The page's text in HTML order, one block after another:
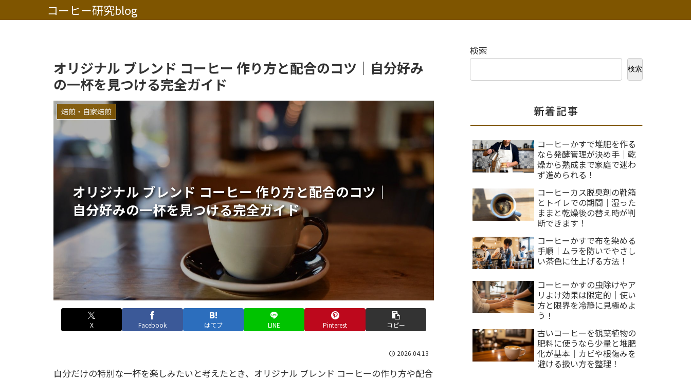
コーヒー研究blog
オリジナル ブレンド コーヒー 作り方と配合のコツ｜自分好み
の一杯を見つける完全ガイド
オリジナル ブレンド コーヒー 作り方と配合のコツ｜
自分好みの一杯を見つける完全ガイド
焙煎・自家焙煎
X Facebook はてブ LINE Pinterest コピー
2026.04.13
自分だけの特別な一杯を楽しみたいと考えたとき、オリジナル ブレンド コーヒーの作り方や配合
検索
検索
新着記事
コーヒーかすで堆肥を作る
なら発酵管理が決め手｜乾
燥から熟成まで家庭で迷わ
ず進められる！
コーヒーカス脱臭剤の靴箱
とトイレでの期間｜湿った
ままと乾燥後の替え時が判
断できます！
コーヒーかすで布を染める
手順｜ムラを防いでやさし
い茶色に仕上げる方法！
コーヒーかすの虫除けやア
リよけ効果は限定的｜使い
方と限界を冷静に見極めよ
う！
古いコーヒーを観葉植物の
肥料に使うなら少量と堆肥
化が基本｜カビや根傷みを
避ける扱い方を整理！